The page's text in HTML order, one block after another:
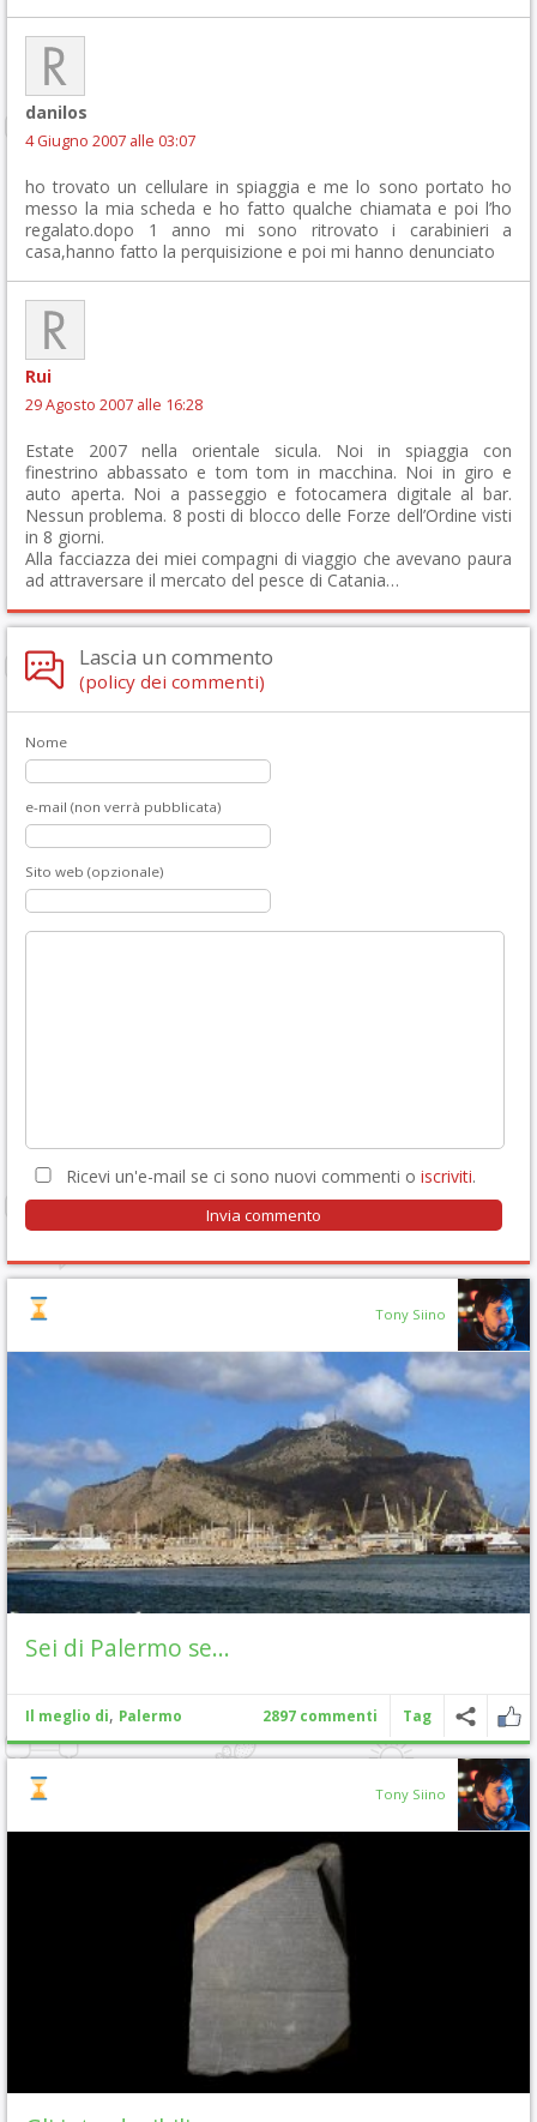
danilos
4 Giugno 2007 alle 03:07
ho trovato un cellulare in spiaggia e me lo sono portato ho
messo la mia scheda e ho fatto qualche chiamata e poi l’ho
regalato.dopo 1 anno mi sono ritrovato i carabinieri a
casa,hanno fatto la perquisizione e poi mi hanno denunciato
Rui
29 Agosto 2007 alle 16:28
Estate 2007 nella orientale sicula. Noi in spiaggia con
finestrino abbassato e tom tom in macchina. Noi in giro e
auto aperta. Noi a passeggio e fotocamera digitale al bar.
Nessun problema. 8 posti di blocco delle Forze dell’Ordine visti
in 8 giorni.
Alla facciazza dei miei compagni di viaggio che avevano paura
ad attraversare il mercato del pesce di Catania…
Lascia un commento
(policy dei commenti)
Nome
e-mail (non verrà pubblicata)
Sito web (opzionale)
Ricevi un'e-mail se ci sono nuovi commenti o iscriviti.
Tony Siino
Sei di Palermo se…
Il meglio di, Palermo 2897 commenti Tag
Tony Siino